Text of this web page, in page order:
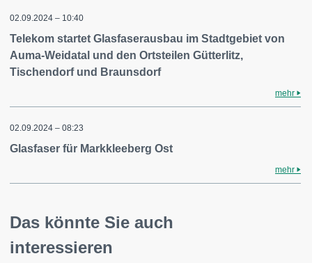
02.09.2024 – 10:40
Telekom startet Glasfaserausbau im Stadtgebiet von
Auma-Weidatal und den Ortsteilen Gütterlitz,
Tischendorf und Braunsdorf
mehr
02.09.2024 – 08:23
Glasfaser für Markkleeberg Ost
mehr
Das könnte Sie auch
interessieren